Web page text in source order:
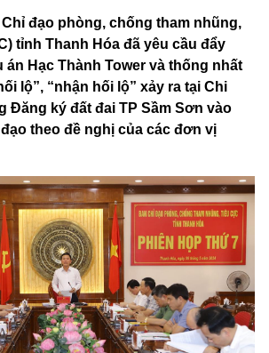
đạo phòng, chống tham nhũng,
tỉnh Thanh Hóa đã yêu cầu đẩy
án Hạc Thành Tower và thống nhất
lộ”, “nhận hối lộ” xảy ra tại Chi
Đăng ký đất đai TP Sầm Sơn vào
theo đề nghị của các đơn vị